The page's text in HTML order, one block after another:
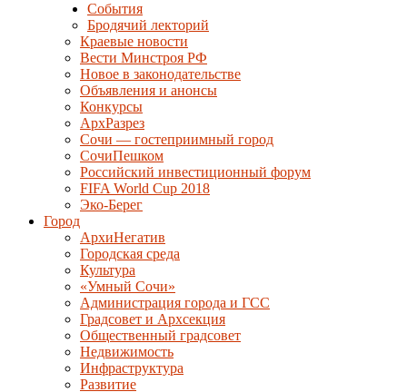
События
Бродячий лекторий
Краевые новости
Вести Минстроя РФ
Новое в законодательстве
Объявления и анонсы
Конкурсы
АрхРазрез
Сочи — гостеприимный город
СочиПешком
Российский инвестиционный форум
FIFA World Cup 2018
Эко-Берег
Город
АрхиНегатив
Городская среда
Культура
«Умный Сочи»
Администрация города и ГСС
Градсовет и Архсекция
Общественный градсовет
Недвижимость
Инфраструктура
Развитие